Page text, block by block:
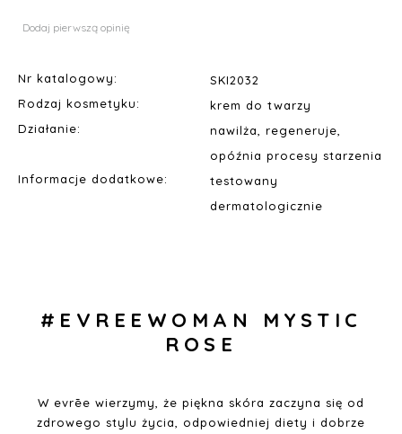
Dodaj pierwszą opinię
Nr katalogowy:
SKI2032
Rodzaj kosmetyku:
krem do twarzy
Działanie:
nawilża, regeneruje,
opóźnia procesy starzenia
Informacje dodatkowe:
testowany
dermatologicznie
#EVREEWOMAN
MYSTIC
ROSE
W evrēe wierzymy, że piękna skóra zaczyna się od
zdrowego stylu życia, odpowiedniej diety i dobrze